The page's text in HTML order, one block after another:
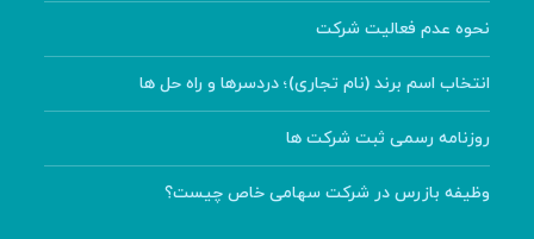
نحوه عدم فعالیت شرکت
انتخاب اسم برند (نام تجاری)؛ دردسرها و راه حل ها
روزنامه رسمی ثبت شرکت ها
وظیفه بازرس در شرکت سهامی خاص چیست؟